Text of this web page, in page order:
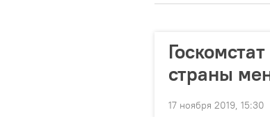
страны
17 ноября 2019, 15:30